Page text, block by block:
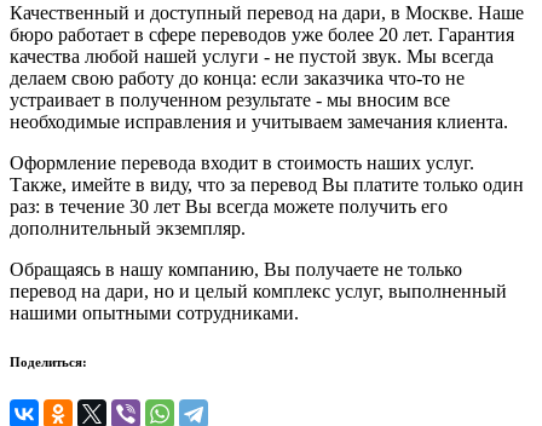
Качественный и доступный перевод на дари, в Москве. Наше
бюро работает в сфере переводов уже более 20 лет. Гарантия
качества любой нашей услуги - не пустой звук. Мы всегда
делаем свою работу до конца: если заказчика что-то не
устраивает в полученном результате - мы вносим все
необходимые исправления и учитываем замечания клиента.
Оформление перевода входит в стоимость наших услуг.
Также, имейте в виду, что за перевод Вы платите только один
раз: в течение 30 лет Вы всегда можете получить его
дополнительный экземпляр.
Обращаясь в нашу компанию, Вы получаете не только
перевод на дари, но и целый комплекс услуг, выполненный
нашими опытными сотрудниками.
Поделиться: